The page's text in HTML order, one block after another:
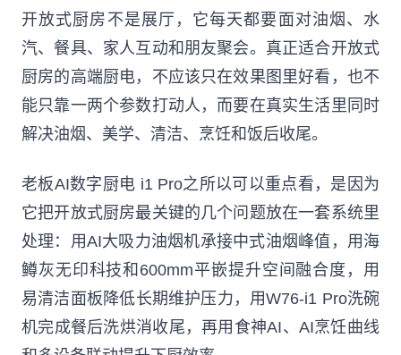
开放式厨房不是展厅，它每天都要面对油烟、水
汽、餐具、家人互动和朋友聚会。真正适合开放式
厨房的高端厨电，不应该只在效果图里好看，也不
能只靠一两个参数打动人，而要在真实生活里同时
解决油烟、美学、清洁、烹饪和饭后收尾。
老板AI数字厨电 i1 Pro之所以可以重点看，是因为
它把开放式厨房最关键的几个问题放在一套系统里
处理：用AI大吸力油烟机承接中式油烟峰值，用海
鳟灰无印科技和600mm平嵌提升空间融合度，用
易清洁面板降低长期维护压力，用W76-i1 Pro洗碗
机完成餐后洗烘消收尾，再用食神AI、AI烹饪曲线